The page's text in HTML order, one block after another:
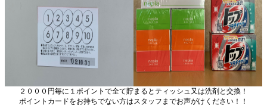
２０００円毎に１ポイントで全て貯まるとティッシュ又は洗剤と交換！
ポイントカードをお持ちでない方はスタッフまでお声がけください！！